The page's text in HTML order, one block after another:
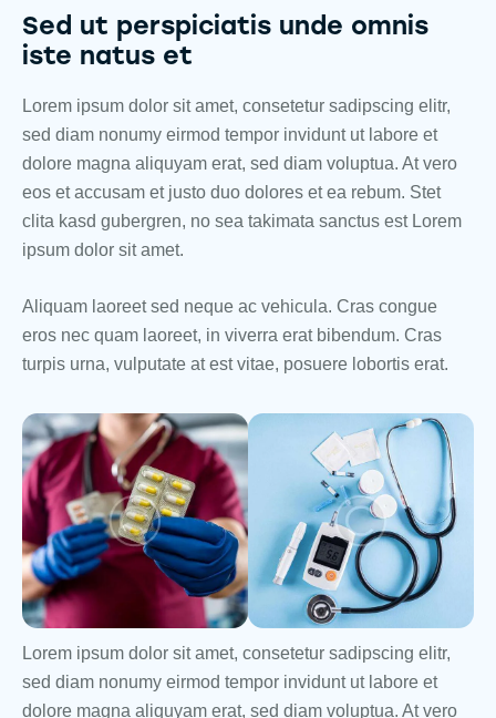
Sed ut perspiciatis unde omnis
iste natus et
Lorem ipsum dolor sit amet, consetetur sadipscing elitr,
sed diam nonumy eirmod tempor invidunt ut labore et
dolore magna aliquyam erat, sed diam voluptua. At vero
eos et accusam et justo duo dolores et ea rebum. Stet
clita kasd gubergren, no sea takimata sanctus est Lorem
ipsum dolor sit amet.
Aliquam laoreet sed neque ac vehicula. Cras congue
eros nec quam laoreet, in viverra erat bibendum. Cras
turpis urna, vulputate at est vitae, posuere lobortis erat.
Lorem ipsum dolor sit amet, consetetur sadipscing elitr,
sed diam nonumy eirmod tempor invidunt ut labore et
dolore magna aliquyam erat, sed diam voluptua. At vero